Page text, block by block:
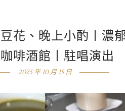
花、晚上小酌丨濃
啡酒館丨駐唱演出
2025 年 10 月 15 日